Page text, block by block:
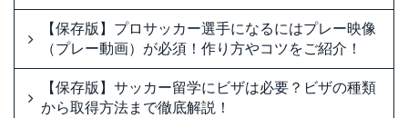
【保存版】プロサッカー選手になるにはプレー映像
（プレー動画）が必須！作り方やコツをご紹介！
【保存版】サッカー留学にビザは必要？ビザの種類
から取得方法まで徹底解説！